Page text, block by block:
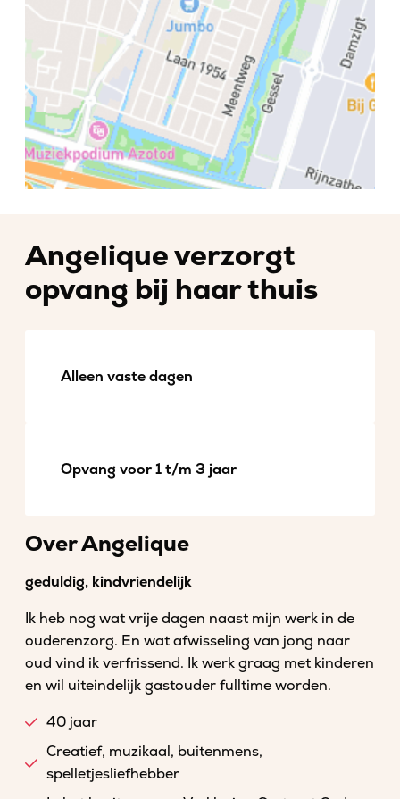
Angelique verzorgt
opvang bij haar thuis
Alleen vaste dagen
Opvang voor 1 t/m 3 jaar
Over Angelique
geduldig, kindvriendelijk
Ik heb nog wat vrije dagen naast mijn werk in de
ouderenzorg. En wat afwisseling van jong naar
oud vind ik verfrissend. Ik werk graag met kinderen
en wil uiteindelijk gastouder fulltime worden.
40 jaar
Creatief, muzikaal, buitenmens,
spelletjesliefhebber